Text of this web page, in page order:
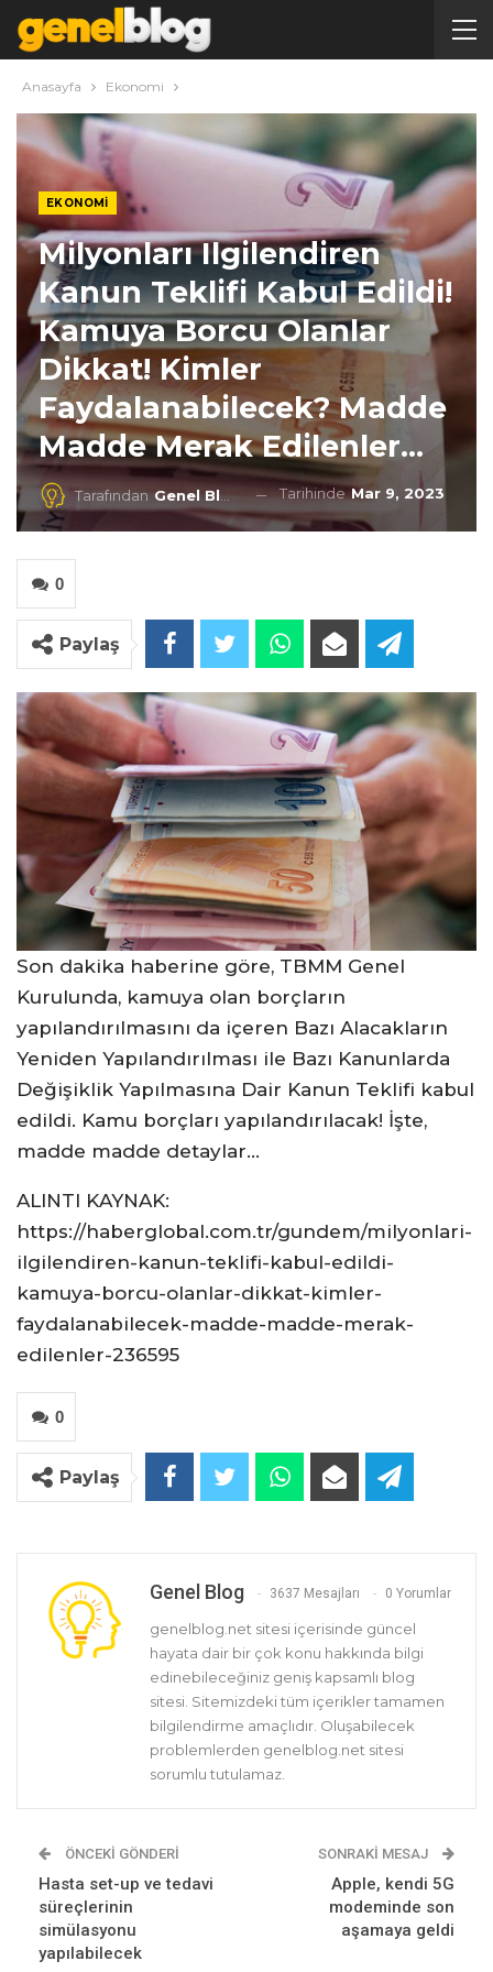
Anasayfa Ekonomi
EKONOMI
Milyonları Ilgilendiren
Kanun Teklifi Kabul Edildi!
Kamuya Borcu Olanlar
Dikkat! Kimler
Faydalanabilecek? Madde
Madde Merak Edilenler…
TarafındanGenel Blog TarihindeMar 9, 2023
0
Paylaş
Son dakika haberine göre, TBMM Genel
Kurulunda, kamuya olan borçların
yapılandırılmasını da içeren Bazı Alacakların
Yeniden Yapılandırılması ile Bazı Kanunlarda
Değişiklik Yapılmasına Dair Kanun Teklifi kabul
edildi. Kamu borçları yapılandırılacak! İşte,
madde madde detaylar…
ALINTI KAYNAK:
https://haberglobal.com.tr/gundem/milyonlari-
ilgilendiren-kanun-teklifi-kabul-edildi-
kamuya-borcu-olanlar-dikkat-kimler-
faydalanabilecek-madde-madde-merak-
edilenler-236595
0
Paylaş
Genel Blog 3637 Mesajları 0 Yorumlar
genelblog.net sitesi içerisinde güncel
hayata dair bir çok konu hakkında bilgi
edinebileceğiniz geniş kapsamlı blog
sitesi. Sitemizdeki tüm içerikler tamamen
bilgilendirme amaçlıdır. Oluşabilecek
problemlerden genelblog.net sitesi
sorumlu tutulamaz.
ÖNCEKI GÖNDERI
Hasta set-up ve tedavi
süreçlerinin
simülasyonu
yapılabilecek
SONRAKI MESAJ
Apple, kendi 5G
modeminde son
aşamaya geldi